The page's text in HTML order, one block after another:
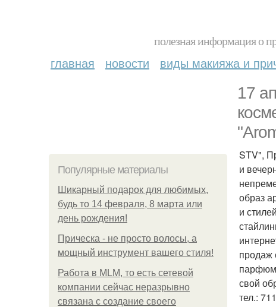
полезная информация о
главная новости виды макияжа и
17
Популярные материалы
Шикарный подарок для любимых,
будь то 14 февраля, 8 марта или
день рождения!
Прическа - не просто волосы, а
мощный инструмент вашего стиля!
Работа в MLM, то есть сетевой
компании сейчас неразрывно
связана с создание своего
STV",
и
образ
и
продаж
парфюм
свой
тел.: